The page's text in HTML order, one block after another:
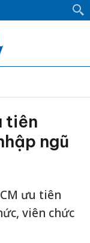
tiên
ngũ
ưu tiên
viên chức